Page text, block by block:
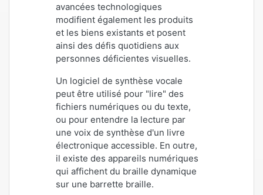
avancées technologiques
modifient également les produits
et les biens existants et posent
ainsi des défis quotidiens aux
personnes déficientes visuelles.
Un logiciel de synthèse vocale
peut être utilisé pour "lire" des
fichiers numériques ou du texte,
ou pour entendre la lecture par
une voix de synthèse d'un livre
électronique accessible. En outre,
il existe des appareils numériques
qui affichent du braille dynamique
sur une barrette braille.